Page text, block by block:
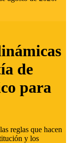
de
para
reglas que hacen
y los